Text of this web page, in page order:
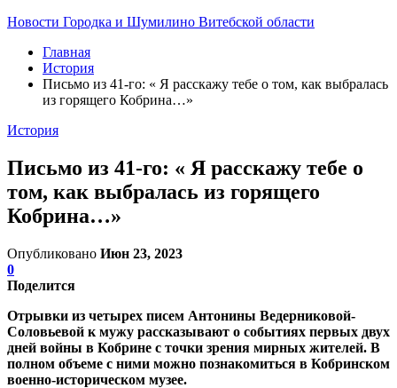
Новости Городка и Шумилино Витебской области
Главная
История
Письмо из 41-го: « Я расскажу тебе о том, как выбралась
из горящего Кобрина…»
История
Письмо из 41-го: « Я расскажу тебе о
том, как выбралась из горящего
Кобрина…»
Опубликовано Июн 23, 2023
0
Поделится
Отрывки из четырех писем Антонины Ведерниковой-
Соловьевой к мужу рассказывают о событиях первых двух
дней войны в Кобрине с точки зрения мирных жителей. В
полном объеме с ними можно познакомиться в Кобринском
военно-историческом музее.